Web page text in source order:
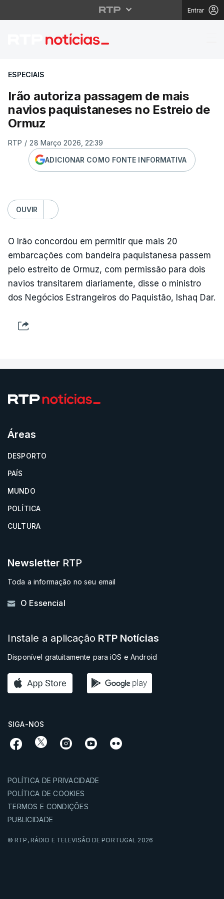
Entrar
Irão autoriza
ESPECIAIS
Irão autoriza passagem de mais
navios paquistaneses no Estreio de
Ormuz
RTP / 28 Março 2026, 22:39
ADICIONAR COMO FONTE INFORMATIVA
OUVIR
O Irão concordou em permitir que mais 20
embarcações com bandeira paquistanesa passem
pelo estreito de Ormuz, com permissão para dois
navios transitarem diariamente, disse o ministro
dos Negócios Estrangeiros do Paquistão, Ishaq Dar.
Áreas
DESPORTO
PAÍS
MUNDO
POLÍTICA
CULTURA
Newsletter RTP
Toda a informação no seu email
O Essencial
Instale a aplicação RTP Notícias
Disponível gratuitamente para iOS e Android
SIGA-NOS
POLÍTICA DE PRIVACIDADE
POLÍTICA DE COOKIES
TERMOS E CONDIÇÕES
PUBLICIDADE
© RTP, RÁDIO E TELEVISÃO DE PORTUGAL 2026